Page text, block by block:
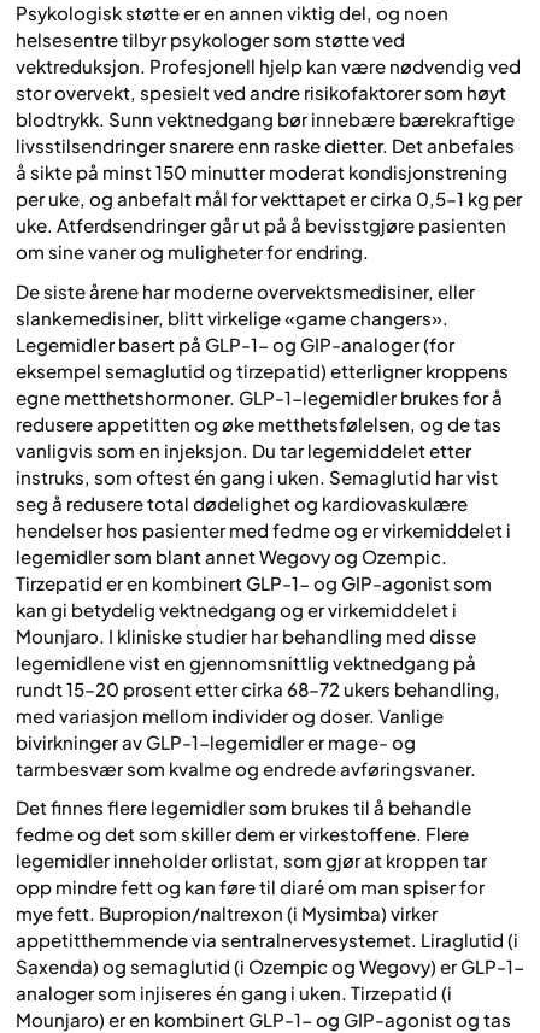
Psykologisk støtte er en annen viktig del, og noen
helsesentre tilbyr psykologer som støtte ved
vektreduksjon. Profesjonell hjelp kan være nødvendig ved
stor overvekt, spesielt ved andre risikofaktorer som høyt
blodtrykk. Sunn vektnedgang bør innebære bærekraftige
livsstilsendringer snarere enn raske dietter. Det anbefales
å sikte på minst 150 minutter moderat kondisjonstrening
per uke, og anbefalt mål for vekttapet er cirka 0,5–1 kg per
uke. Atferdsendringer går ut på å bevisstgjøre pasienten
om sine vaner og muligheter for endring.
De siste årene har moderne overvektsmedisiner, eller
slankemedisiner, blitt virkelige «game changers».
Legemidler basert på GLP-1- og GIP-analoger (for
eksempel semaglutid og tirzepatid) etterligner kroppens
egne metthetshormoner. GLP-1-legemidler brukes for å
redusere appetitten og øke metthetsfølelsen, og de tas
vanligvis som en injeksjon. Du tar legemiddelet etter
instruks, som oftest én gang i uken. Semaglutid har vist
seg å redusere total dødelighet og kardiovaskulære
hendelser hos pasienter med fedme og er virkemiddelet i
legemidler som blant annet Wegovy og Ozempic.
Tirzepatid er en kombinert GLP-1- og GIP-agonist som
kan gi betydelig vektnedgang og er virkemiddelet i
Mounjaro. I kliniske studier har behandling med disse
legemidlene vist en gjennomsnittlig vektnedgang på
rundt 15–20 prosent etter cirka 68–72 ukers behandling,
med variasjon mellom individer og doser. Vanlige
bivirkninger av GLP-1-legemidler er mage- og
tarmbesvær som kvalme og endrede avføringsvaner.
Det finnes flere legemidler som brukes til å behandle
fedme og det som skiller dem er virkestoffene. Flere
legemidler inneholder orlistat, som gjør at kroppen tar
opp mindre fett og kan føre til diaré om man spiser for
mye fett. Bupropion/naltrexon (i Mysimba) virker
appetitthemmende via sentralnervesystemet. Liraglutid (i
Saxenda) og semaglutid (i Ozempic og Wegovy) er GLP-1-
analoger som injiseres én gang i uken. Tirzepatid (i
Mounjaro) er en kombinert GLP-1- og GIP-agonist og tas